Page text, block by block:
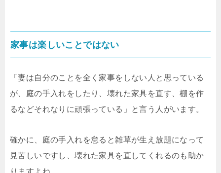
家事は楽しいことではない
「妻は自分のことを全く家事をしない人と思っている
が、庭の手入れをしたり、壊れた家具を直す、棚を作
るなどそれなりに頑張っている」と言う人がいます。
確かに、庭の手入れを怠ると雑草が生え放題になって
見苦しいですし、壊れた家具を直してくれるのも助か
りますよね。